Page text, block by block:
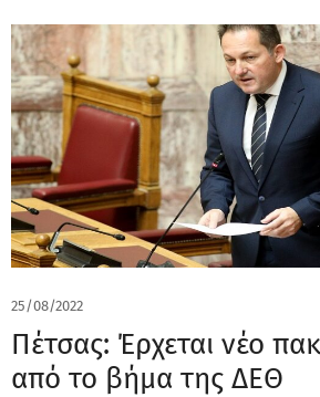
25/08/2022
Πέτσας: Έρχεται νέο
από το βήμα της ΔΕΘ